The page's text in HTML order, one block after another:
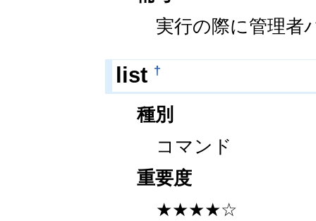
実行の際に管理者
list †
種別
コマンド
重要度
★★★★☆